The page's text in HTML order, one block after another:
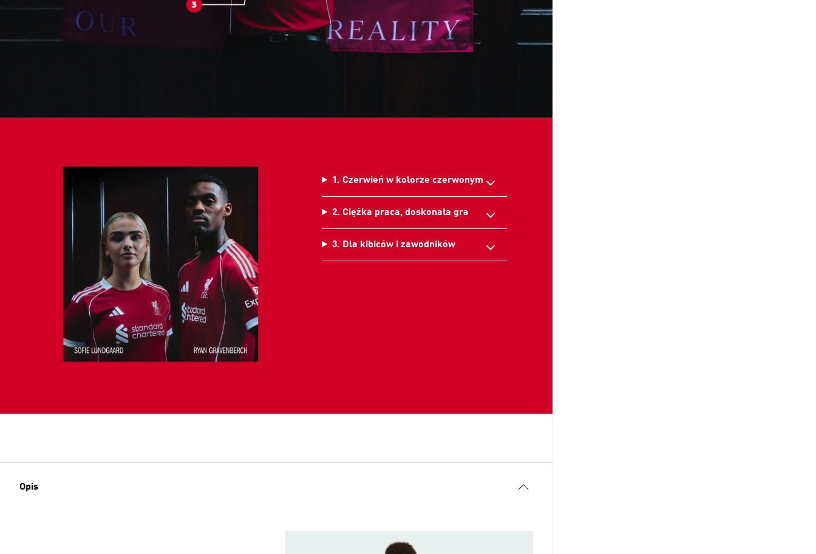
1. Czerwień w kolorze czerwonym
2. Ciężka praca, doskonała gra
3. Dla kibiców i zawodników
Opis